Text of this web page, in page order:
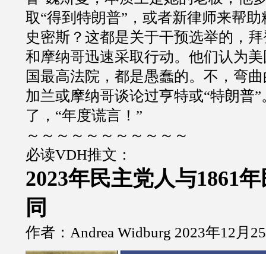
取“得到特朗普”，或者新律师来帮助
史密斯？这都是关于干预选举的，
和摩纳哥迅速采取行动。他们认为
国最高法院，都是愚蠢的。不，弯
加兰或摩纳哥谈论过亨特或“特朗普
了，“年度谎言！”
～～～～～～～～～～～
必读VDH推文：
2023年民主党人与1861
同
作者：Andrea Widburg 2023年12月